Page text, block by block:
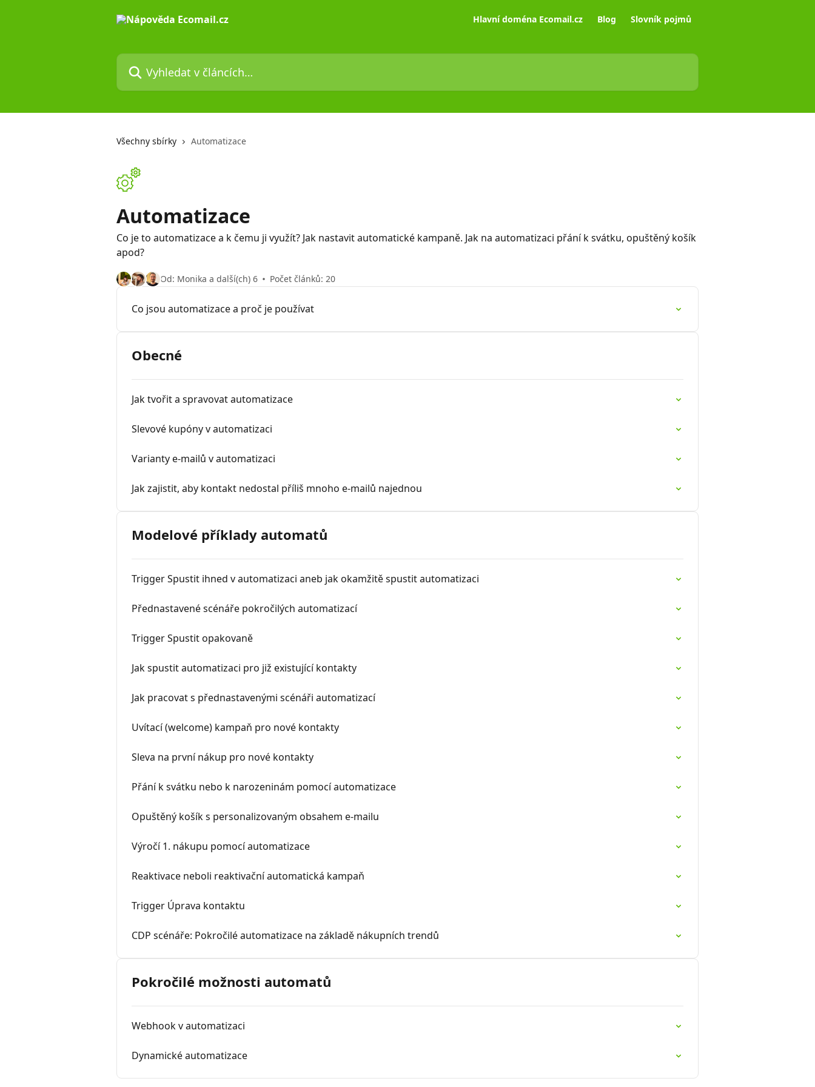
Hlavní doména Ecomail.cz Blog Slovník pojmů
Vyhledat v článcích…
Všechny sbírky Automatizace
Automatizace
Co je to automatizace a k čemu ji využít? Jak nastavit automatické kampaně. Jak na automatizaci přání k svátku, opuštěný košík
apod?
Od: Monika a další(ch) 6 Počet článků: 20
Co jsou automatizace a proč je používat
Obecné
Jak tvořit a spravovat automatizace
Slevové kupóny v automatizaci
Varianty e-mailů v automatizaci
Jak zajistit, aby kontakt nedostal příliš mnoho e-mailů najednou
Modelové příklady automatů
Trigger Spustit ihned v automatizaci aneb jak okamžitě spustit automatizaci
Přednastavené scénáře pokročilých automatizací
Trigger Spustit opakovaně
Jak spustit automatizaci pro již existující kontakty
Jak pracovat s přednastavenými scénáři automatizací
Uvítací (welcome) kampaň pro nové kontakty
Sleva na první nákup pro nové kontakty
Přání k svátku nebo k narozeninám pomocí automatizace
Opuštěný košík s personalizovaným obsahem e-mailu
Výročí 1. nákupu pomocí automatizace
Reaktivace neboli reaktivační automatická kampaň
Trigger Úprava kontaktu
CDP scénáře: Pokročilé automatizace na základě nákupních trendů
Pokročilé možnosti automatů
Webhook v automatizaci
Dynamické automatizace